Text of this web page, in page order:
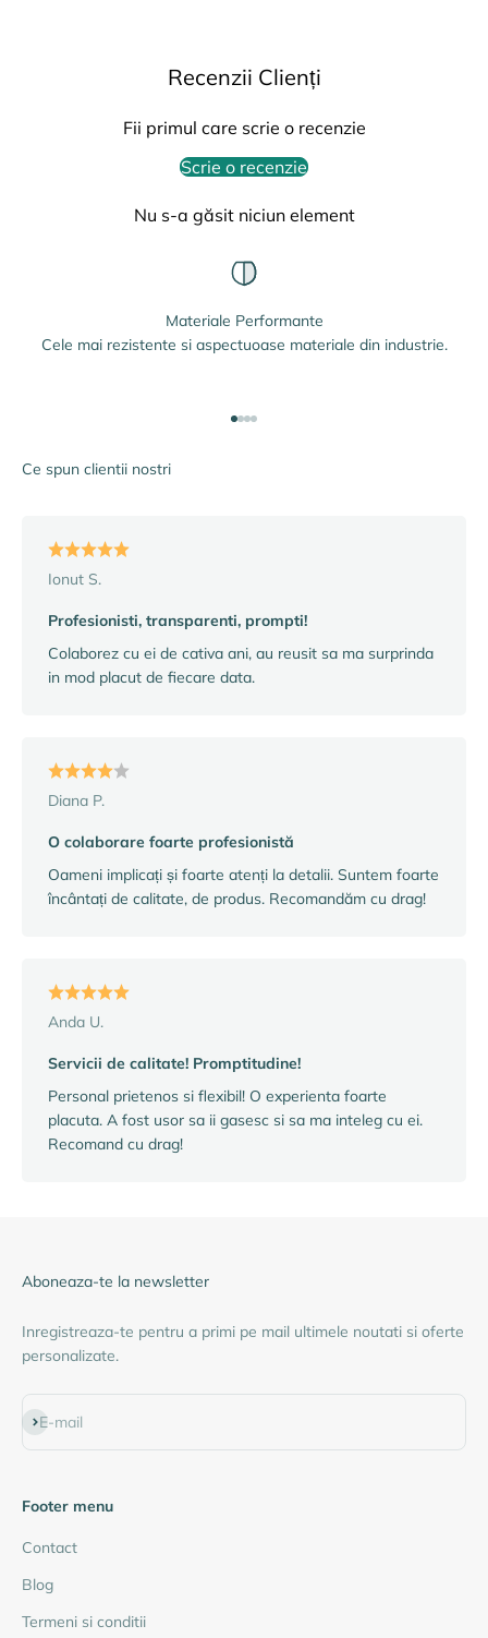
Recenzii Clienți
Fii primul care scrie o recenzie
Scrie o recenzie
Nu s-a găsit niciun element
Materiale Performante
Cele mai rezistente si aspectuoase materiale din industrie.
Ce spun clientii nostri
Ionut S.
Profesionisti, transparenti, prompti!
Colaborez cu ei de cativa ani, au reusit sa ma surprinda
in mod placut de fiecare data.
Diana P.
O colaborare foarte profesionistă
Oameni implicați și foarte atenți la detalii. Suntem foarte
încântați de calitate, de produs. Recomandăm cu drag!
Anda U.
Servicii de calitate! Promptitudine!
Personal prietenos si flexibil! O experienta foarte
placuta. A fost usor sa ii gasesc si sa ma inteleg cu ei.
Recomand cu drag!
Aboneaza-te la newsletter
Inregistreaza-te pentru a primi pe mail ultimele noutati si oferte
personalizate.
E-mail
Abonează-te
Footer menu
Contact
Blog
Termeni si conditii